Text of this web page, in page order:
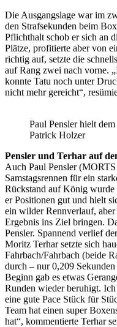
Die Ausgangslage war im
den Strafsekunden beim
Pflichthalt schob er sich an
Plätze, profitierte aber von
richtig auf, setzte die
auf Rang zwei nach vorne.
konnte Tatu noch unter
nicht mehr gereicht“,
Paul Pensler hielt
Patrick Holzer
Pensler und Terhar auf
Auch Paul Pensler
Samstagsrennen für ein
Rückstand auf König wurde
er Positionen gut und hielt
ein wilder Rennverlauf,
Ergebnis ins Ziel bringen.
Pensler. Spannend verlief
Moritz Terhar setzte sich
Fahrbach/Fahrbach (beide
durch – nur 0,209
Beginn gab es etwas
Runden wieder beruhigt.
eine gute Pace Stück für
Team hat einen super
hat“, kommentierte Terhar